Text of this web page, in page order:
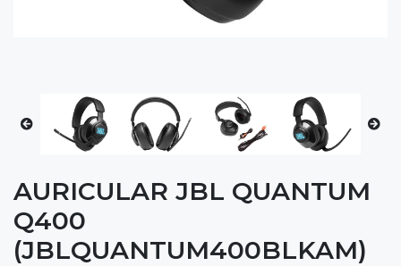
AURICULAR JBL QUANTUM
Q400
(JBLQUANTUM400BLKAM)